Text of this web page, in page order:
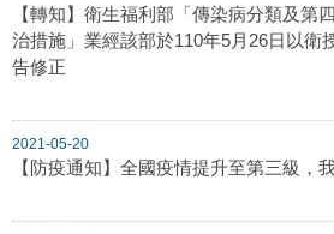
【轉知】衛生福利部「傳染病分類及第
治措施」業經該部於110年5月26日以衛
告修正
2021-05-20
【防疫通知】全國疫情提升至第三級，